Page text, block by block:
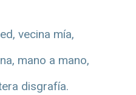
vecina mía,
mano a mano,
disgrafía.